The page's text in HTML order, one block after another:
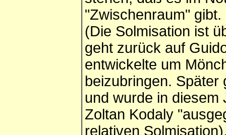
"Zwischenraum" gibt.
(Die Solmisation ist
geht zurück auf
entwickelte um
beizubringen. Später
und wurde in diesem
Zoltan Kodaly
relativen